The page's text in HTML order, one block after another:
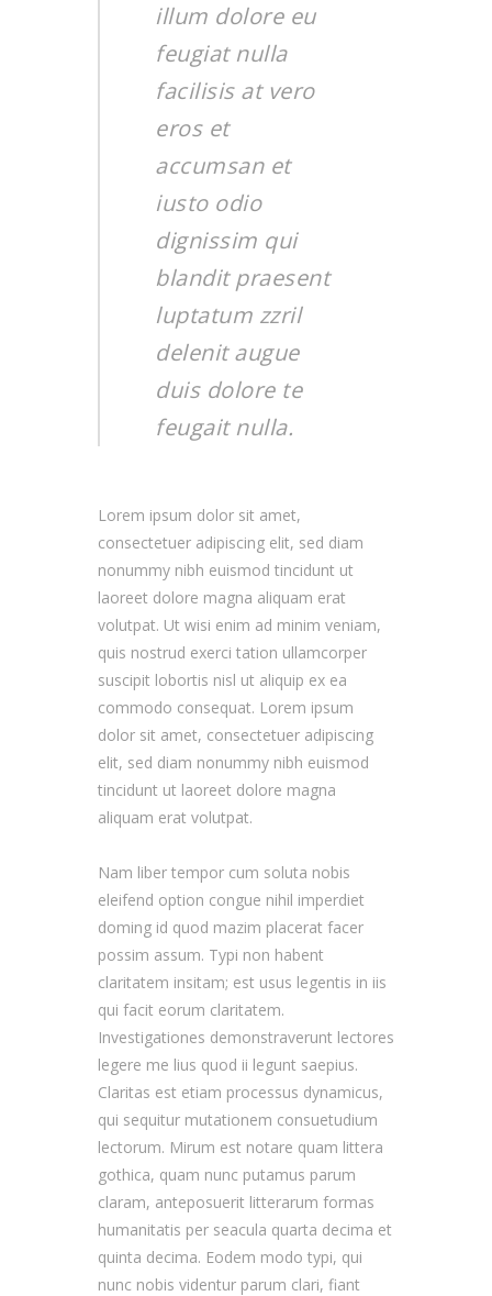
illum dolore eu
feugiat nulla
facilisis at vero
eros et
accumsan et
iusto odio
dignissim qui
blandit praesent
luptatum zzril
delenit augue
duis dolore te
feugait nulla.
Lorem ipsum dolor sit amet,
consectetuer adipiscing elit, sed diam
nonummy nibh euismod tincidunt ut
laoreet dolore magna aliquam erat
volutpat. Ut wisi enim ad minim veniam,
quis nostrud exerci tation ullamcorper
suscipit lobortis nisl ut aliquip ex ea
commodo consequat. Lorem ipsum
dolor sit amet, consectetuer adipiscing
elit, sed diam nonummy nibh euismod
tincidunt ut laoreet dolore magna
aliquam erat volutpat.
Nam liber tempor cum soluta nobis
eleifend option congue nihil imperdiet
doming id quod mazim placerat facer
possim assum. Typi non habent
claritatem insitam; est usus legentis in iis
qui facit eorum claritatem.
Investigationes demonstraverunt lectores
legere me lius quod ii legunt saepius.
Claritas est etiam processus dynamicus,
qui sequitur mutationem consuetudium
lectorum. Mirum est notare quam littera
gothica, quam nunc putamus parum
claram, anteposuerit litterarum formas
humanitatis per seacula quarta decima et
quinta decima. Eodem modo typi, qui
nunc nobis videntur parum clari, fiant